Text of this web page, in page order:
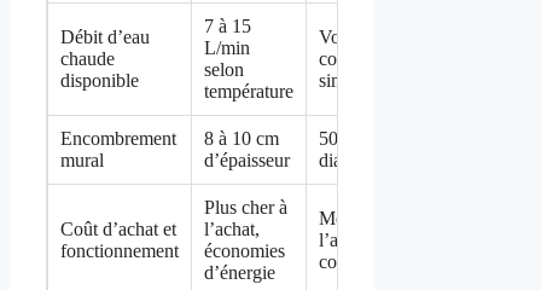
Débit d’eau
chaude
disponible
7 à 15
L/min
selon
température
Volume
complet
simultané
Encombrement
mural
8 à 10 cm
d’épaisseur
50 à 70 cm de
diamètre
Coût d’achat et
fonctionnement
Plus cher à
l’achat,
économies
d’énergie
Moins cher à
l’achat, pertes
continues